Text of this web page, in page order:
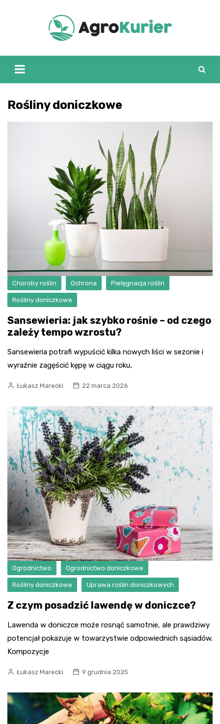
Rośliny doniczkowe
Choroby roślin Ochrona Pielęgnacja roślin
Rośliny doniczkowe
Sansewieria: jak szybko rośnie – od czego
zależy tempo wzrostu?
Sansewieria potrafi wypuścić kilka nowych liści w sezonie i
wyraźnie zagęścić kępę w ciągu roku,
Łukasz Marecki 22 marca 2026
Ogrodnictwo Ogrodnictwo doniczkowe
Rośliny doniczkowe Uprawa roślin doniczkowych
Z czym posadzić lawendę w doniczce?
Lawenda w doniczce może rosnąć samotnie, ale prawdziwy
potencjał pokazuje w towarzystwie odpowiednich sąsiadów.
Kompozycje
Łukasz Marecki 9 grudnia 2025